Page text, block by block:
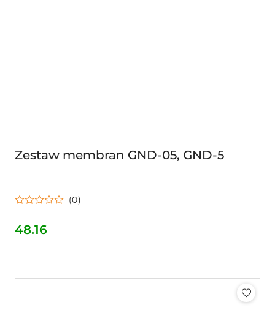
Zestaw membran GND-05, GND-5
(0)
Cena:
48.16